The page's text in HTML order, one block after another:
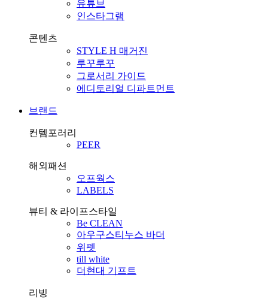
유튜브
인스타그램
콘텐츠
STYLE H 매거진
루꾸루꾸
그로서리 가이드
에디토리얼 디파트먼트
브랜드
컨템포러리
PEER
해외패션
오프웍스
LABELS
뷰티 & 라이프스타일
Be CLEAN
아우구스티누스 바더
위펫
till white
더현대 기프트
리빙